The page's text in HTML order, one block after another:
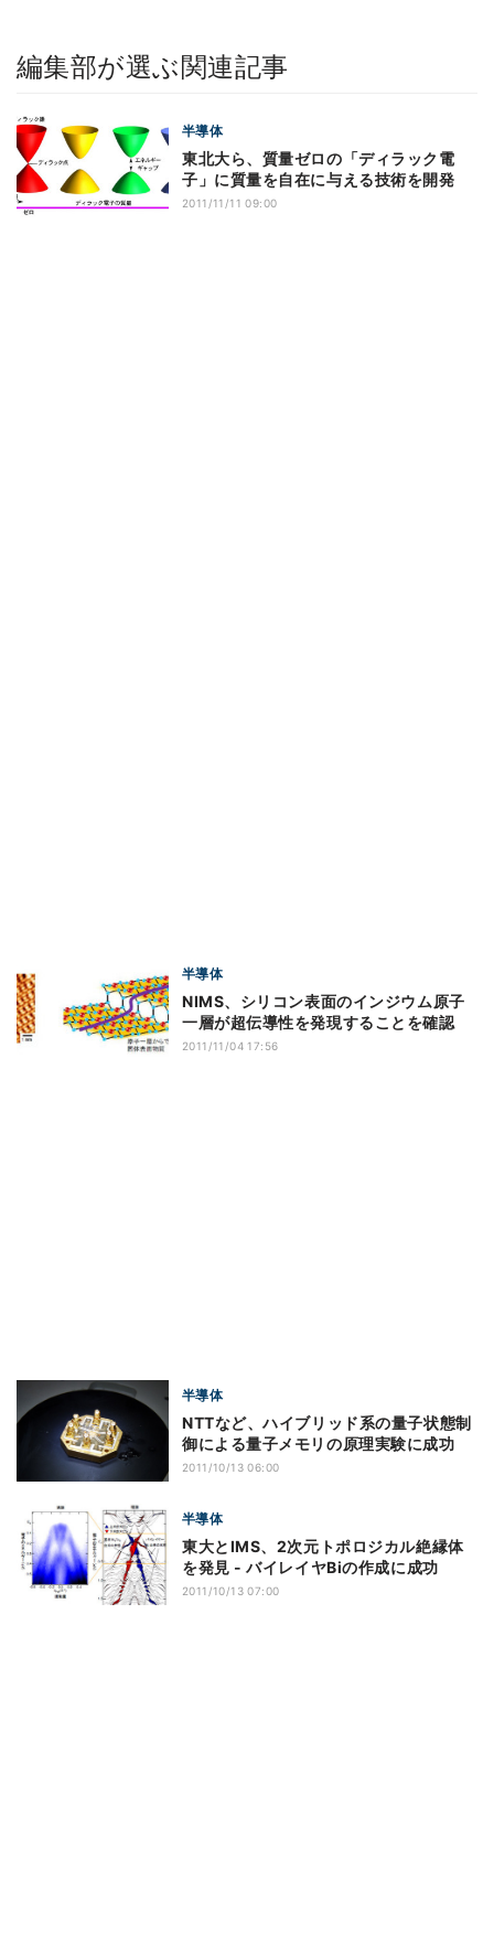
編集部が選ぶ関連記事
半導体
東北大ら、質量ゼロの「ディラック電
子」に質量を自在に与える技術を開発
2011/11/11 09:00
半導体
NIMS、シリコン表面のインジウム原子
一層が超伝導性を発現することを確認
2011/11/04 17:56
半導体
NTTなど、ハイブリッド系の量子状態制
御による量子メモリの原理実験に成功
2011/10/13 06:00
半導体
東大とIMS、2次元トポロジカル絶縁体
を発見 - バイレイヤBiの作成に成功
2011/10/13 07:00